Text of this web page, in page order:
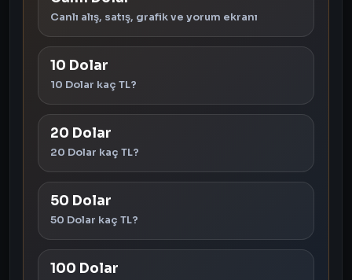
Canlı alış, satış, grafik ve yorum ekranı
10 Dolar
10 Dolar kaç TL?
20 Dolar
20 Dolar kaç TL?
50 Dolar
50 Dolar kaç TL?
100 Dolar